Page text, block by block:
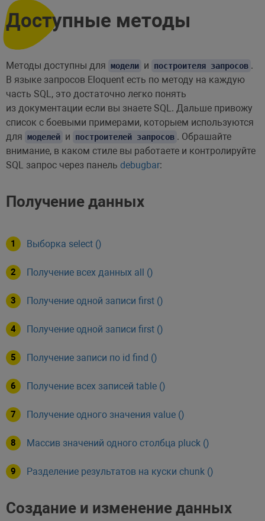
Доступные методы
Методы доступны для модели и построителя запросов .
В языке запросов Eloquent есть по методу на каждую
часть SQL, это достаточно легко понять
из документации если вы знаете SQL. Дальше привожу
список с боевыми примерами, которыем используются
для моделей и построителей запросов . Обрашайте
внимание, в каком стиле вы работаете и контролируйте
SQL запрос через панель debugbar:
Получение данных
Выборка select ()
Получение всех данных all ()
Получение одной записи first ()
Получение одной записи first ()
Получение записи по id find ()
Получение всех записей table ()
Получение одного значения value ()
Массив значений одного столбца pluck ()
Разделение результатов на куски chunk ()
Создание и изменение данных